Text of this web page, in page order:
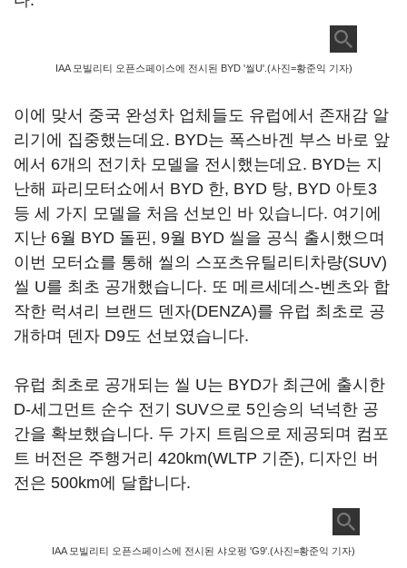
IAA 모빌리티 오픈스페이스에 전시된 BYD '씰U'.(사진=황준익 기자)
이에 맞서 중국 완성차 업체들도 유럽에서 존재감 알
리기에 집중했는데요. BYD는 폭스바겐 부스 바로 앞
에서 6개의 전기차 모델을 전시했는데요. BYD는 지
난해 파리모터쇼에서 BYD 한, BYD 탕, BYD 아토3
등 세 가지 모델을 처음 선보인 바 있습니다. 여기에
지난 6월 BYD 돌핀, 9월 BYD 씰을 공식 출시했으며
이번 모터쇼를 통해 씰의 스포츠유틸리티차량(SUV)
씰 U를 최초 공개했습니다. 또 메르세데스-벤츠와 합
작한 럭셔리 브랜드 덴자(DENZA)를 유럽 최초로 공
개하며 덴자 D9도 선보였습니다.
유럽 최초로 공개되는 씰 U는 BYD가 최근에 출시한
D-세그먼트 순수 전기 SUV으로 5인승의 넉넉한 공
간을 확보했습니다. 두 가지 트림으로 제공되며 컴포
트 버전은 주행거리 420km(WLTP 기준), 디자인 버
전은 500km에 달합니다.
IAA 모빌리티 오픈스페이스에 전시된 샤오펑 'G9'.(사진=황준익 기자)